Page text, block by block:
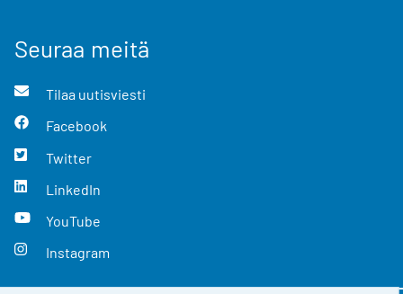
Seuraa meitä
Tilaa uutisviesti
Facebook
Twitter
LinkedIn
YouTube
Instagram